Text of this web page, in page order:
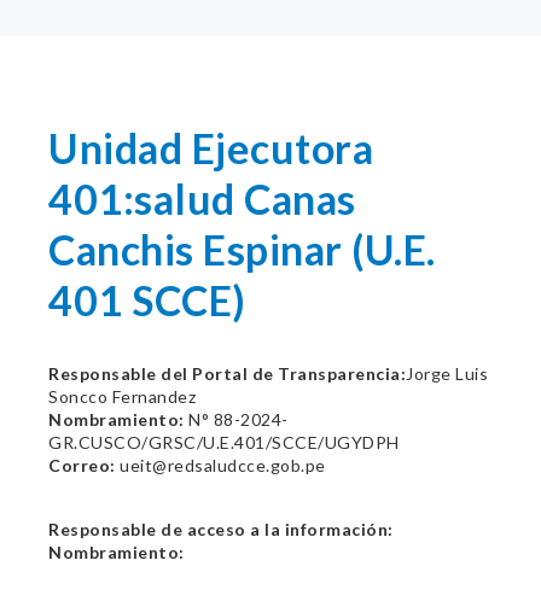
Unidad Ejecutora
401:salud Canas
Canchis Espinar (U.E.
401 SCCE)
Responsable del Portal de Transparencia: Jorge Luis
Soncco Fernandez
Nombramiento: N° 88-2024-
GR.CUSCO/GRSC/U.E.401/SCCE/UGYDPH
Correo: ueit@redsaludcce.gob.pe
Responsable de acceso a la información:
Nombramiento: